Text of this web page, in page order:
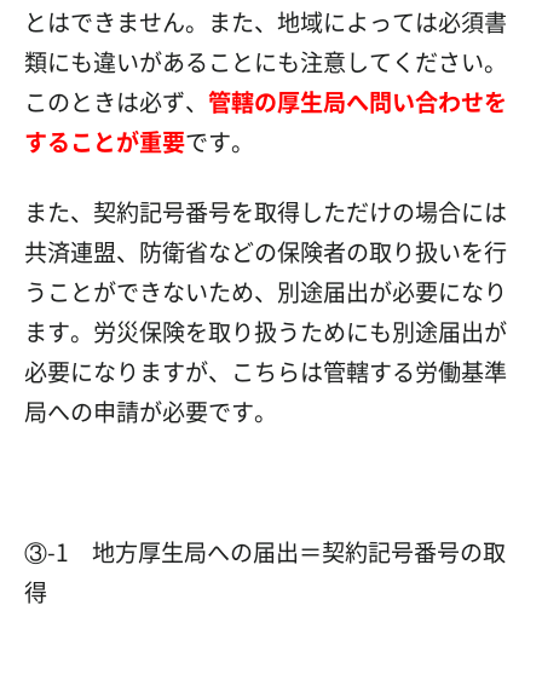
とはできません。また、地域によっては必須書
類にも違いがあることにも注意してください。
このときは必ず、 管轄の厚生局へ問い合わせを
することが重要です。
また、契約記号番号を取得しただけの場合には
共済連盟、防衛省などの保険者の取り扱いを行
うことができないため、別途届出が必要になり
ます。労災保険を取り扱うためにも別途届出が
必要になりますが、こちらは管轄する労働基準
局への申請が必要です。
③-1 地方厚生局への届出＝契約記号番号の取
得